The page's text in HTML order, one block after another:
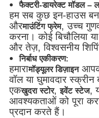
फैक्टरी-डायरेक्ट मॉडल –
हम सब कुछ इन-हाउस
औरमाउंटिंग फ्रेम, उच्च
करना। कोई बिचौलिया
और तेज़, विश्वसनीय
निर्बाध एकीकरण:
हमारामॉड्यूलर डिज़ाइन
वॉल या घुमावदार
एकखुदरा स्टोर,इवेंट स्टेज,
आवश्यकताओं को पूरा
प्रदान करते हैं।